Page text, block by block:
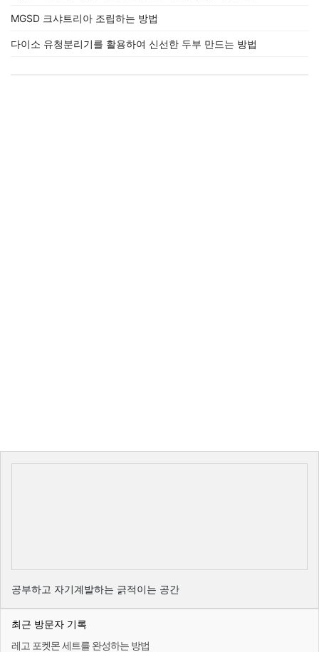
MGSD 크샤트리아 조립하는 방법
다이소 유청분리기를 활용하여 신선한 두부 만드는 방법
공부하고 자기계발하는 긁적이는 공간
최근 방문자 기록
레고 포켓몬 세트를 완성하는 방법